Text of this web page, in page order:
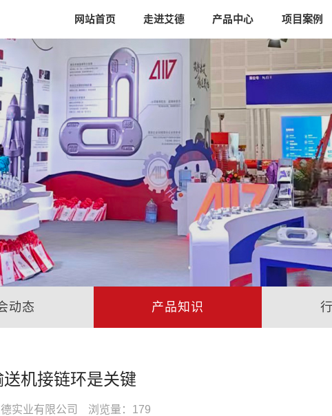
网站首页 走进艾德 产品中心 项目案例
动态 产品知识
机接链环是关键
实业有限公司 浏览量：179